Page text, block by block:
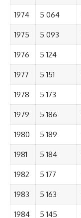
1974 5 064
1975 5 093
1976 5 124
1977 5 151
1978 5 173
1979 5 186
1980 5 189
1981 5 184
1982 5 177
1983 5 163
1984 5 145